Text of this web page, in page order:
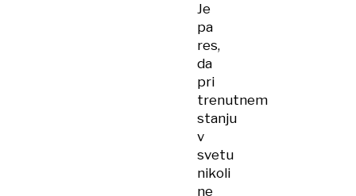
Je
pa
res,
da
pri
trenutnem
stanju
v
svetu
nikoli
ne